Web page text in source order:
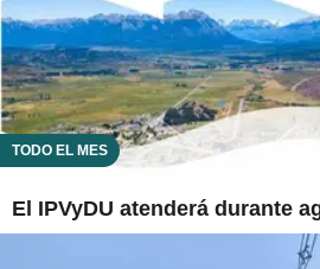
TODO EL MES
El IPVyDU atenderá durante